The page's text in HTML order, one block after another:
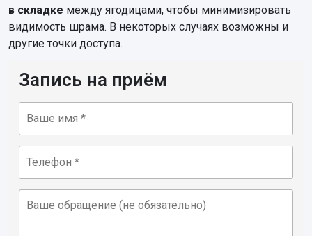
в складке между ягодицами, чтобы минимизировать
видимость шрама. В некоторых случаях возможны и
другие точки доступа.
Запись на приём